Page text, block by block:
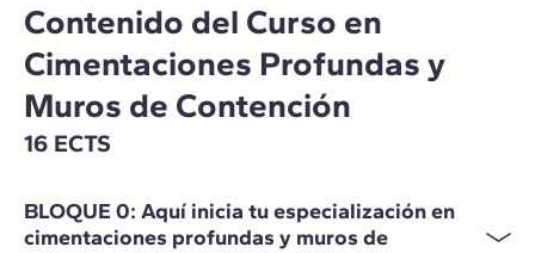
Contenido del Curso en
Cimentaciones Profundas y
Muros de Contención
16 ECTS
BLOQUE 0: Aquí inicia tu especialización en
cimentaciones profundas y muros de